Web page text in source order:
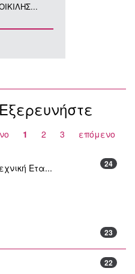
1 2 3 επόμενο
Εξερευνήστε
24
Ετα...
23
22